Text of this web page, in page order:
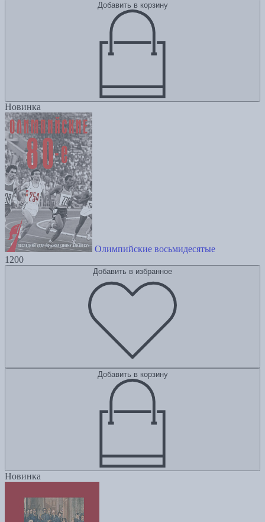
Добавить в корзину
Новинка
Олимпийские восьмидесятые
1200
Добавить в избранное
Добавить в корзину
Новинка